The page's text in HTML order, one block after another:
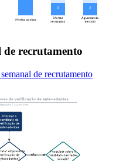
recrutamento
de recrutamento